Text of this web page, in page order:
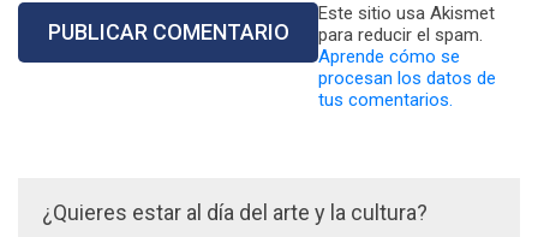
Este sitio usa Akismet
para reducir el spam.
Aprende cómo se
procesan los datos de
tus comentarios.
¿Quieres estar al día del arte y la cultura?